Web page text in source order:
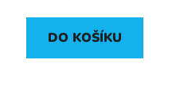
DO KOŠÍKU